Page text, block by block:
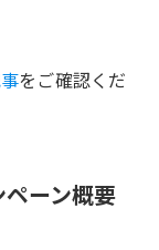
をご確認くだ
ペーン概要